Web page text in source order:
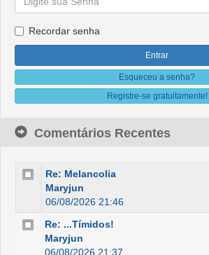
Recordar senha
Esqueceu a senha?
Registre-se gratuitamente!
Comentários Recentes
Re: Melancolia
Maryjun
06/08/2026 21:46
Re: ...Tímidos!
Maryjun
06/08/2026 21:37